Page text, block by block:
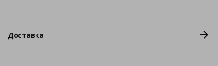
Доставка